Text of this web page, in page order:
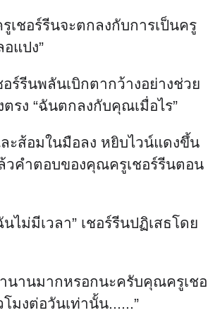
เชอร์รีนจะตกลงกับการเป็นครู
แปง”